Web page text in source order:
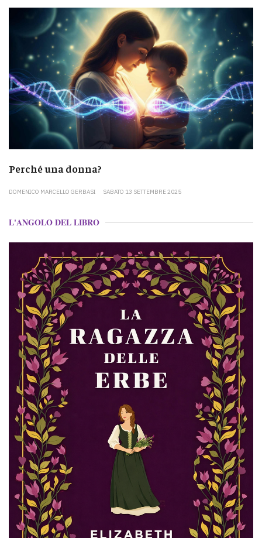
Perché una donna?
DOMENICO MARCELLO GERBASI SABATO 13 SETTEMBRE 2025
L'ANGOLO DEL LIBRO